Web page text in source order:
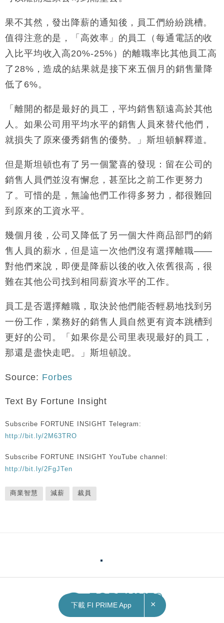
果不其然，發出降薪的通知後，員工們紛紛跳槽。
值得注意的是，「高效率」的員工（每通電話的收
入比平均收入高20%-25%）的離職率比其他員工高
了28%，造成的結果就是接下來五個月的銷售量降
低了6%。
「離開的都是最好的員工，平均銷售額遠高於其他
人。如果公司用平均水平的銷售人員來替代他們，
就損失了原來優秀銷售的優勢。」斯坦頓解釋道。
但是斯坦頓也有了另一個驚喜的發現：留在公司的
銷售人員們並沒有懈怠，甚至比之前工作更努力
了。可惜的是，無論他們工作得多努力，都很難回
到原來的工資水平。
幾個月後，公司又降低了另一個大件商品部門的銷
售人員的薪水，但是這一次他們沒有選擇離職——
對他們來說，即便是降薪以後的收入依舊很高，很
難在其他公司找到相同薪資水平的工作。
員工是否選擇離職，取決於他們能否輕易地找到另
一份工作，業務好的銷售人員自然更有資本跳槽到
更好的公司。「如果你是公司里表現最好的員工，
那還是盡快走吧。」斯坦頓說。
Source: Forbes
Text By Fortune Insight
Subscribe FORTUNE INSIGHT Telegram:
http://bit.ly/2M63TRO
Subscribe FORTUNE INSIGHT YouTube channel:
http://bit.ly/2FgJTen
商業智慧 減薪 裁員
下載 FI PRIME App ×